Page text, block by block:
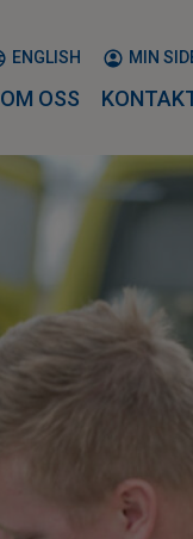
ENGLISH MIN
OM OSS